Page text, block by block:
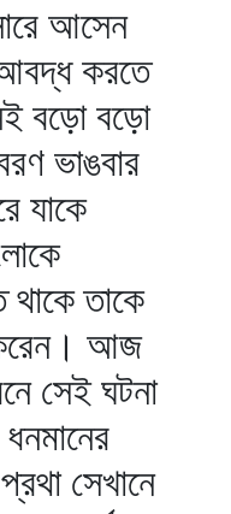
আসেন
করতে
বড়ো বড়ো
ভাঙবার
যাকে
তাকে
করেন। আজ
সেই ঘটনা
সেখানে